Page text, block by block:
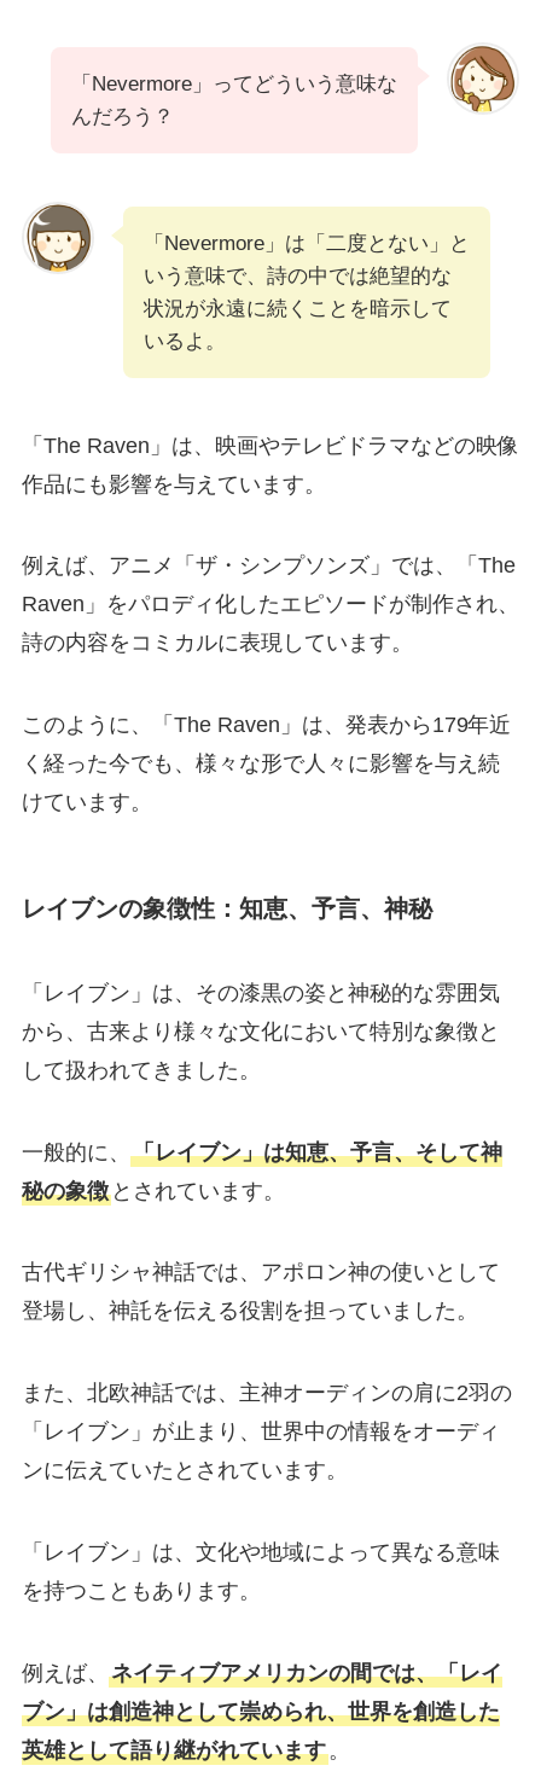
「Nevermore」ってどういう意味な
んだろう？
「Nevermore」は「二度とない」と
いう意味で、詩の中では絶望的な
状況が永遠に続くことを暗示して
いるよ。
「The Raven」は、映画やテレビドラマなどの映像
作品にも影響を与えています。
例えば、アニメ「ザ・シンプソンズ」では、「The
Raven」をパロディ化したエピソードが制作され、
詩の内容をコミカルに表現しています。
このように、「The Raven」は、発表から179年近
く経った今でも、様々な形で人々に影響を与え続
けています。
レイブンの象徴性：知恵、予言、神秘
「レイブン」は、その漆黒の姿と神秘的な雰囲気
から、古来より様々な文化において特別な象徴と
して扱われてきました。
一般的に、 「レイブン」は知恵、予言、そして神
秘の象徴とされています。
古代ギリシャ神話では、アポロン神の使いとして
登場し、神託を伝える役割を担っていました。
また、北欧神話では、主神オーディンの肩に2羽の
「レイブン」が止まり、世界中の情報をオーディ
ンに伝えていたとされています。
「レイブン」は、文化や地域によって異なる意味
を持つこともあります。
例えば、 ネイティブアメリカンの間では、「レイ
ブン」は創造神として崇められ、世界を創造した
英雄として語り継がれています。